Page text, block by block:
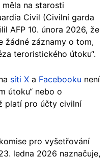
na starosti
Civil (Civilní garda
AFP 10. února 2026, že
žádné záznamy o tom,
teroristického útoku“.
síti X a Facebooku není
útoku“ nebo o
platí pro účty civilní
pro vyšetřování
ledna 2026 naznačuje,